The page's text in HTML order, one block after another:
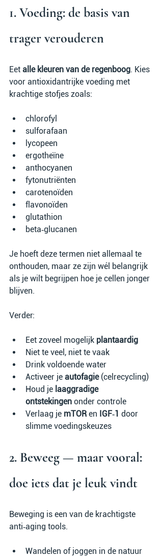
1. Voeding: de basis van
trager verouderen
Eet alle kleuren van de regenboog. Kies
voor antioxidantrijke voeding met
krachtige stofjes zoals:
chlorofyl
sulforafaan
lycopeen
ergotheïne
anthocyanen
fytonutriënten
carotenoïden
flavonoïden
glutathion
beta‑glucanen
Je hoeft deze termen niet allemaal te
onthouden, maar ze zijn wél belangrijk
als je wilt begrijpen hoe je cellen jonger
blijven.
Verder:
Eet zoveel mogelijk plantaardig
Niet te veel, niet te vaak
Drink voldoende water
Activeer je autofagie (celrecycling)
Houd je laaggradige
ontstekingen onder controle
Verlaag je mTOR en IGF‑1 door
slimme voedingskeuzes
2. Beweeg — maar vooral:
doe iets dat je leuk vindt
Beweging is een van de krachtigste
anti‑aging tools.
Wandelen of joggen in de natuur